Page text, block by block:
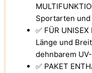
Sportarten
✅ FÜR
Länge und
dehnbarem
✅ PAKET